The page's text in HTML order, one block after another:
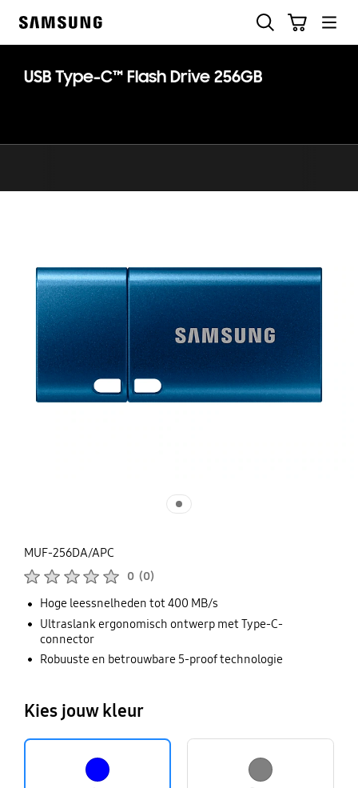
USB Type-C™ Flash Drive 256GB
MUF-256DA/APC
0 (0)
Hoge leessnelheden tot 400 MB/s
Ultraslank ergonomisch ontwerp met Type-C-
connector
Robuuste en betrouwbare 5-proof technologie
Kies jouw kleur